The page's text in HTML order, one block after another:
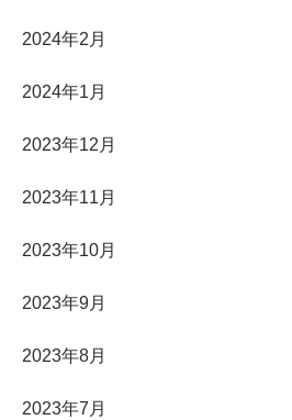
2024年2月
2024年1月
2023年12月
2023年11月
2023年10月
2023年9月
2023年8月
2023年7月